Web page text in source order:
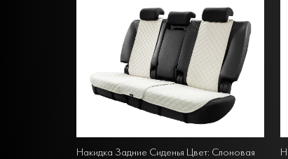
Накидка Задние Сиденья Цвет: Слоновая